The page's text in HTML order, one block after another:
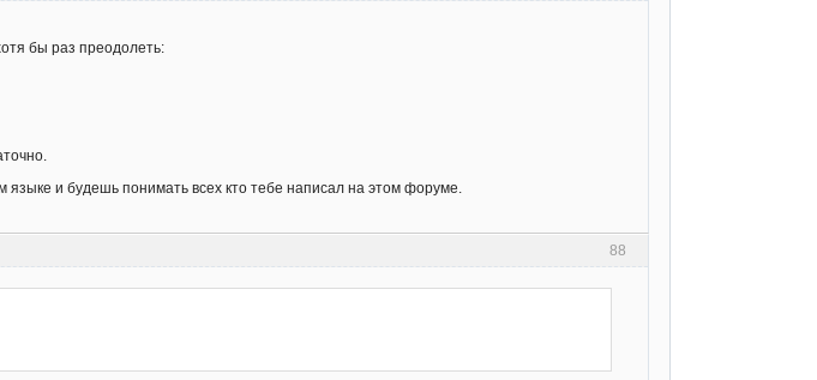
бы раз преодолеть:
и будешь понимать всех кто тебе написал на этом форуме.
88